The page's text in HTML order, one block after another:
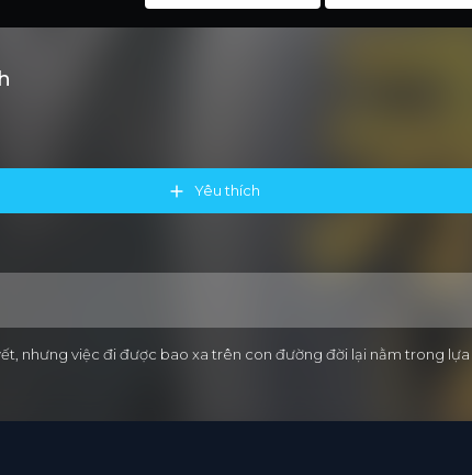
Yêu thích
nhưng việc đi được bao xa trên con đường đời lại nằm trong